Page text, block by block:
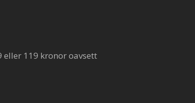
119 kronor oavsett